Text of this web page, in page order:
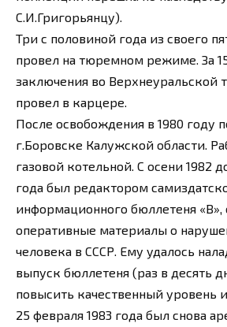
С.И.Григорьянцу).
Три с половиной года из своего
провел на тюремном режиме. За
заключения во Верхнеуральской
провел в карцере.
После освобождения в 1980 году
г.Боровске Калужской области.
газовой котельной. С осени 1982
года был редактором
информационного бюллетеня
оперативные материалы о
человека в СССР. Ему удалось
выпуск бюллетеня (раз в десять
повысить качественный уровень
25 февраля 1983 года был снова